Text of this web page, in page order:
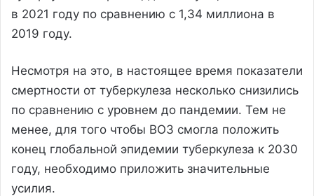
в 2021 году по сравнению с 1,34 миллиона в
2019 году.
Несмотря на это, в настоящее время показатели
смертности от туберкулеза несколько снизились
по сравнению с уровнем до пандемии. Тем не
менее, для того чтобы ВОЗ смогла положить
конец глобальной эпидемии туберкулеза к 2030
году, необходимо приложить значительные
усилия.